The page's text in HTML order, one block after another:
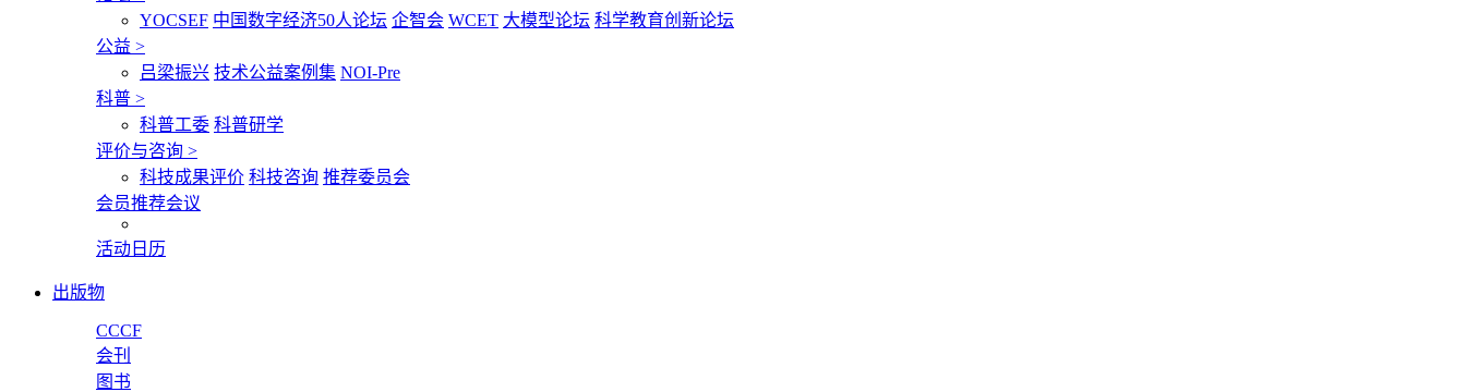
YOCSEF 中国数字经济50人论坛 企智会 WCET 大模型论坛 科学教育创新论坛
公益 >
吕梁振兴 技术公益案例集 NOI-Pre
科普 >
科普工委 科普研学
评价与咨询 >
科技成果评价 科技咨询 推荐委员会
会员推荐会议
活动日历
出版物
CCCF
会刊
图书